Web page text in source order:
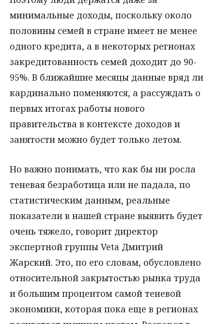
минимальные доходы, поскольку около
половины семей в стране имеет не менее
одного кредита, а в некоторых регионах
закредитованность семей доходит до 90-
95%. В ближайшие месяцы данные вряд ли
кардинально поменяются, а рассуждать о
первых итогах работы нового
правительства в контексте доходов и
занятости можно будет только летом.
Но важно понимать, что как бы ни росла
теневая безработица или не падала, по
статистическим данным, реальные
показатели в нашей стране выявить будет
очень тяжело, говорит директор
экспертной группы Veta Дмитрий
Жарский. Это, по его словам, обусловлено
относительной закрытостью рынка труда
и большим процентом самой теневой
экономики, которая пока еще в регионах